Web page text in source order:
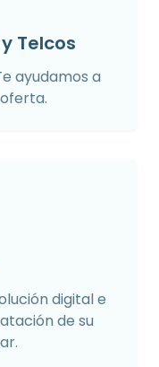
Telcos
ayudamos a
digital e
de su